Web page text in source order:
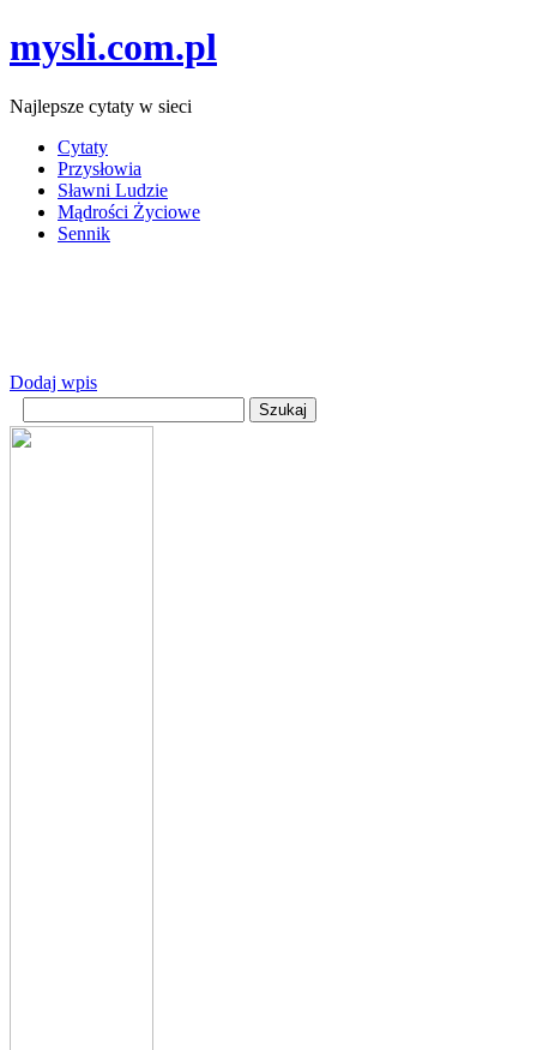
mysli.com.pl
Najlepsze cytaty w sieci
Cytaty
Przysłowia
Sławni Ludzie
Mądrości Życiowe
Sennik
Dodaj wpis